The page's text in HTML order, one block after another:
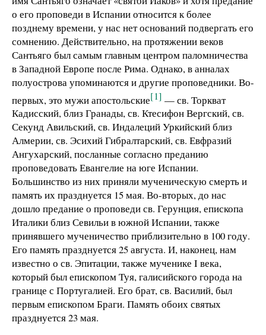
о его проповеди в Испании относится к более
позднему времени, у нас нет оснований подвергать его
сомнению. Действительно, на протяжении веков
Сантьяго был самым главным центром паломничества
в Западной Европе после Рима. Однако, в анналах
полуострова упоминаются и другие проповедники. Во-
первых, это мужи апостольские[1] — св. Торкват
Кадисский, близ Гранады, св. Ктесифон Вергский, св.
Секунд Авильский, св. Индалеций Уркийский близ
Алмерии, св. Эсихий Гибралтарский, св. Евфразий
Ангухарский, посланные согласно преданию
проповедовать Евангелие на юге Испании.
Большинство из них приняли мученическую смерть и
память их празднуется 15 мая. Во-вторых, до нас
дошло предание о проповеди св. Герунция, епископа
Италики близ Севильи в южной Испании, также
принявшего мученичество приблизительно в 100 году.
Его память празднуется 25 августа. И, наконец, нам
известно о св. Эпитации, также мученике I века,
который был епископом Туя, галисийского города на
границе с Португалией. Его брат, св. Василий, был
первым епископом Браги. Память обоих святых
празднуется 23 мая.